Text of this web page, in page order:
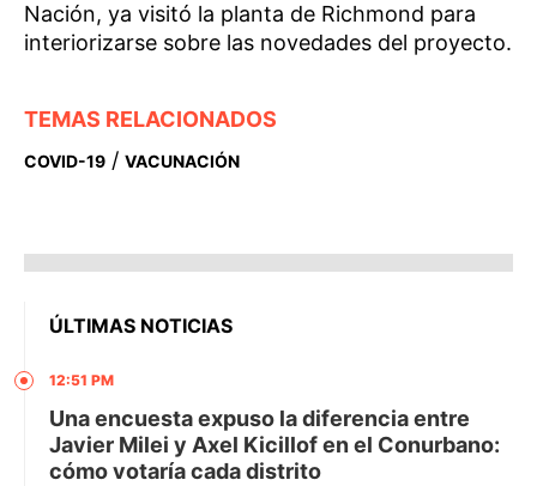
Nación, ya visitó la planta de Richmond para
interiorizarse sobre las novedades del proyecto.
TEMAS RELACIONADOS
COVID-19 / VACUNACIÓN
ÚLTIMAS NOTICIAS
12:51 PM
Una encuesta expuso la diferencia entre
Javier Milei y Axel Kicillof en el Conurbano:
cómo votaría cada distrito